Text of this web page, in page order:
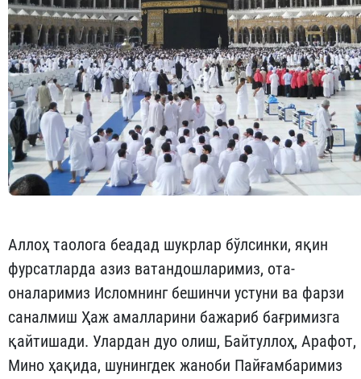
Аллоҳ таолога беадад шукрлар бўлсинки, яқин
фурсатларда азиз ватандошларимиз, ота-
оналаримиз Исломнинг бешинчи устуни ва фарзи
саналмиш Ҳаж амалларини бажариб бағримизга
қайтишади. Улардан дуо олиш, Байтуллоҳ, Арафот,
Мино ҳақида, шунингдек жаноби Пайғамбаримиз